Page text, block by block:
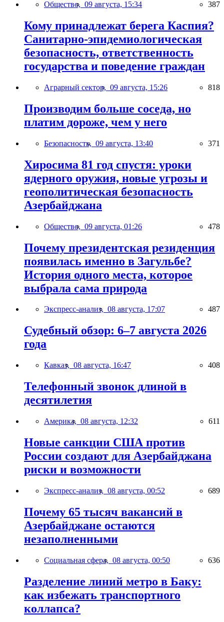
Общество, 09 августа, 15:34 387
Кому принадлежат берега Каспия?
Санитарно-эпидемиологическая
безопасность, ответственность
государства и поведение граждан
Аграрный сектор, 09 августа, 15:26 818
Производим больше соседа, но
платим дороже, чем у него
Безопасность, 09 августа, 13:40 371
Хиросима 81 год спустя: уроки
ядерного оружия, новые угрозы и
геополитическая безопасность
Азербайджана
Общество, 09 августа, 01:26 478
Почему президентская резиденция
появилась именно в Загульбе?
История одного места, которое
выбрала сама природа
Экспресс-анализ, 08 августа, 17:07 487
Судебный обзор: 6–7 августа 2026
года
Кавказ, 08 августа, 16:47 408
Телефонный звонок длиной в
десятилетия
Америка, 08 августа, 12:32 611
Новые санкции США против
России создают для Азербайджана
риски и возможности
Экспресс-анализ, 08 августа, 00:52 689
Почему 65 тысяч вакансий в
Азербайджане остаются
незаполненными
Социальная сфера, 08 августа, 00:50 636
Разделение линий метро в Баку:
как избежать транспортного
коллапса?